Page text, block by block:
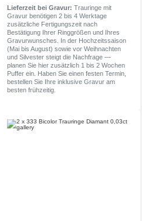
Lieferzeit bei Gravur: Trauringe mit
Gravur benötigen 2 bis 4 Werktage
zusätzliche Fertigungszeit nach
Bestätigung Ihrer Ringgrößen und Ihres
Gravurwunsches. In der Hochzeitssaison
(Mai bis August) sowie vor Weihnachten
und Silvester steigt die Nachfrage —
planen Sie hier zusätzlich 1 bis 2 Wochen
Puffer ein. Haben Sie einen festen Termin,
bestellen Sie Ihre inklusive Gravur am
besten frühzeitig.